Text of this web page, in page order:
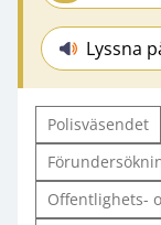
Lyssna
Polisväsendet
Offentlighets-